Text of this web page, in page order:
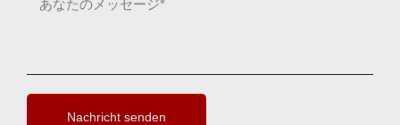
Nachricht senden